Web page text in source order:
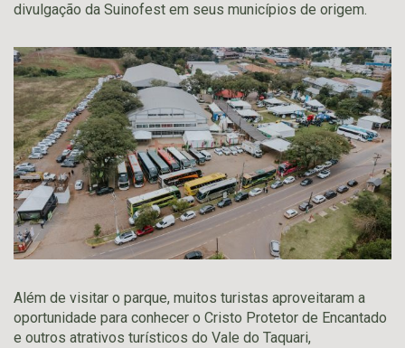
divulgação da Suinofest em seus municípios de origem.
Além de visitar o parque, muitos turistas aproveitaram a
oportunidade para conhecer o Cristo Protetor de Encantado
e outros atrativos turísticos do Vale do Taquari,